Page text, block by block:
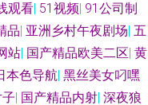
观看| 51视频| 91公司制
品| 亚洲乡村午夜剧场| 五
站| 国产精品欧美二区| 黄
本色导航| 黑丝美女叼嘿
| 国产精品内射| 深夜狼